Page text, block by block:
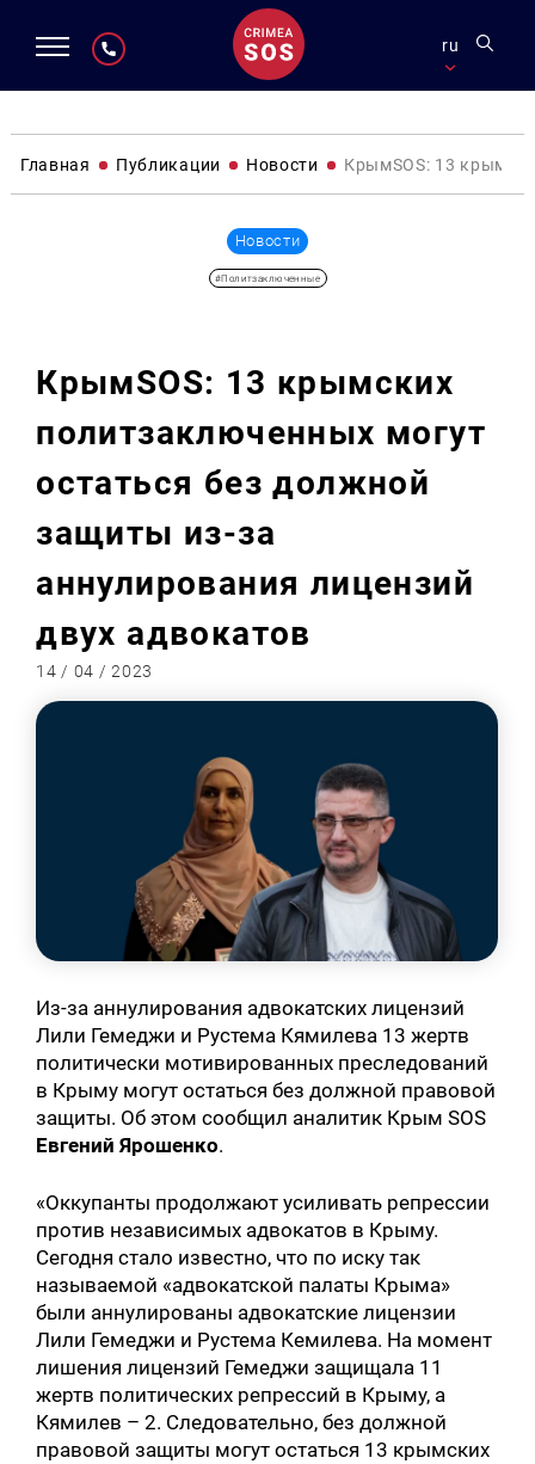
ru
Главная Публикации Новости КрымSOS: 13
Новости
#Политзаключенные
КрымSOS: 13 крымских
политзаключенных могут
остаться без должной
защиты из-за
аннулирования лицензий
двух адвокатов
14 / 04 / 2023
Из-за аннулирования адвокатских лицензий
Лили Гемеджи и Рустема Кямилева 13 жертв
политически мотивированных преследований
в Крыму могут остаться без должной правовой
защиты. Об этом сообщил аналитик Крым SOS
Евгений Ярошенко.
«Оккупанты продолжают усиливать репрессии
против независимых адвокатов в Крыму.
Сегодня стало известно, что по иску так
называемой «адвокатской палаты Крыма»
были аннулированы адвокатские лицензии
Лили Гемеджи и Рустема Кемилева. На момент
лишения лицензий Гемеджи защищала 11
жертв политических репрессий в Крыму, а
Кямилев – 2. Следовательно, без должной
правовой защиты могут остаться 13 крымских